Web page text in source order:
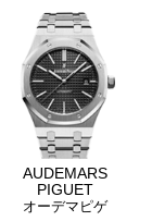
AUDEMARS
PIGUET
オーデマピゲ